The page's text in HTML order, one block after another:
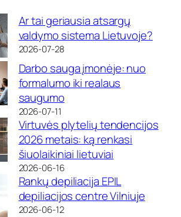
Ar tai geriausia atsargų
valdymo sistema Lietuvoje?
2026-07-28
Darbo sauga įmonėje: nuo
formalumo iki realaus
saugumo
2026-07-11
Virtuvės plytelių tendencijos
2026 metais: ką renkasi
šiuolaikiniai lietuviai
2026-06-16
Rankų depiliacija EPIL
depiliacijos centre Vilniuje
2026-06-12